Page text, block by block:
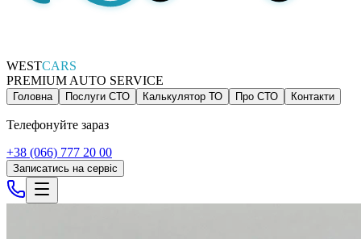
WESTCARS
PREMIUM AUTO SERVICE
Головна Послуги СТО Калькулятор ТО Про СТО Контакти
Телефонуйте зараз
+38 (066) 777 20 00
Записатись на сервіс